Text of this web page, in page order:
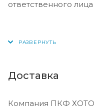
ответственного
Доставка
Компания ПКФ